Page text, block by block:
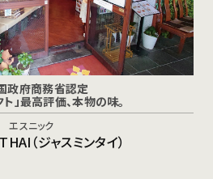
政府商務省認定
ト」最高評価、本物の味。
エスニック
（ジャスミンタイ）